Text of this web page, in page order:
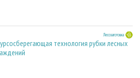
Лесозаготовка
технология рубки лесных